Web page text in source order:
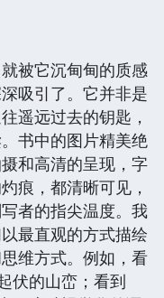
被它沉甸甸的质感
吸引了。它并非是
遥远过去的钥匙，
书中的图片精美绝
和高清的呈现，字
痕，都清晰可见，
者的指尖温度。我
最直观的方式描绘
维方式。例如，看
伏的山峦；看到